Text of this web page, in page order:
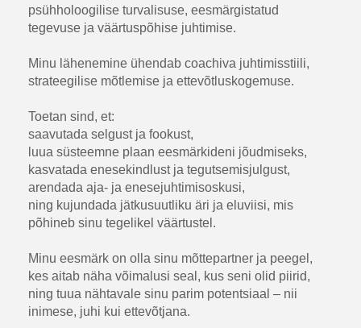
psühholoogilise turvalisuse, eesmärgistatud
tegevuse ja väärtuspõhise juhtimise.
Minu lähenemine ühendab coachiva juhtimisstiili,
strateegilise mõtlemise ja ettevõtluskogemuse.
Toetan sind, et:
saavutada selgust ja fookust,
luua süsteemne plaan eesmärkideni jõudmiseks,
kasvatada enesekindlust ja tegutsemisjulgust,
arendada aja- ja enesejuhtimisoskusi,
ning kujundada jätkusuutliku äri ja eluviisi, mis
põhineb sinu tegelikel väärtustel.
Minu eesmärk on olla sinu mõttepartner ja peegel,
kes aitab näha võimalusi seal, kus seni olid piirid,
ning tuua nähtavale sinu parim potentsiaal – nii
inimese, juhi kui ettevõtjana.